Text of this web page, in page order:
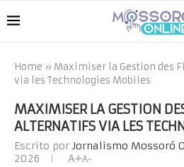
Home » Maximiser la Gestion des
via les Technologies Mobiles
MAXIMISER LA GESTION
ALTERNATIFS VIA LES
Escrito porJornalismo Mossoró
2026
A+A-